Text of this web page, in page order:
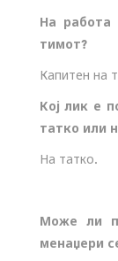
На работа
тимот?
Капитен на
Кој лик е
татко или
На татко.
Може ли
менаџери